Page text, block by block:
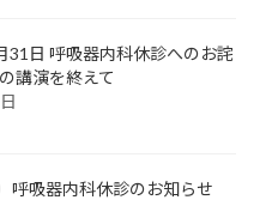
31日 呼吸器内科休診へのお詫
講演を終えて
呼吸器内科休診のお知らせ